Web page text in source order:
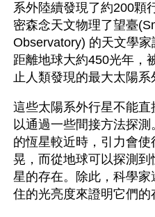
系外陸續發現了約200顆
密森念天文物理了望臺
Observatory) 的天文學
距離地球大約450光年，
止人類發現的最大太陽系
這些太陽系外行星不能
以通過一些間接方法探
的恆星較近時，引力會
晃，而從地球可以探測
星的存在。除此，科學
住的光亮度來證明它們的